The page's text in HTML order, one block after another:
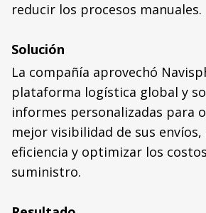
reducir los procesos manuales.
Solución
La compañía aprovechó
plataforma logística global y
informes personalizadas para
mejor visibilidad de sus
eficiencia y optimizar los
suministro.